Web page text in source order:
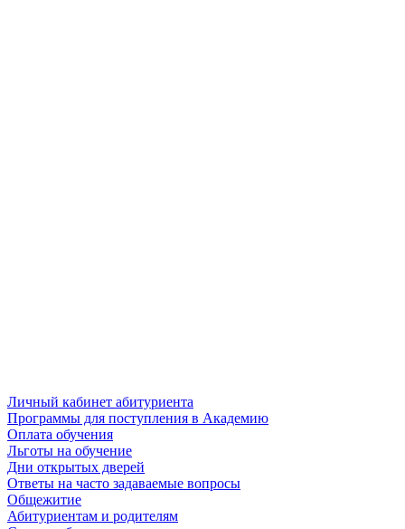
Личный кабинет абитуриента
Программы для поступления в Академию
Оплата обучения
Льготы на обучение
Дни открытых дверей
Ответы на часто задаваемые вопросы
Общежитие
Абитуриентам и родителям